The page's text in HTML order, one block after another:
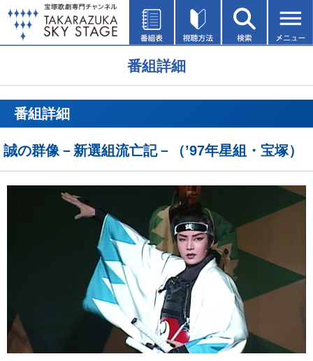
番組詳細
番組詳細
誠の群像－新選組流亡記－（’97年星組・宝塚）